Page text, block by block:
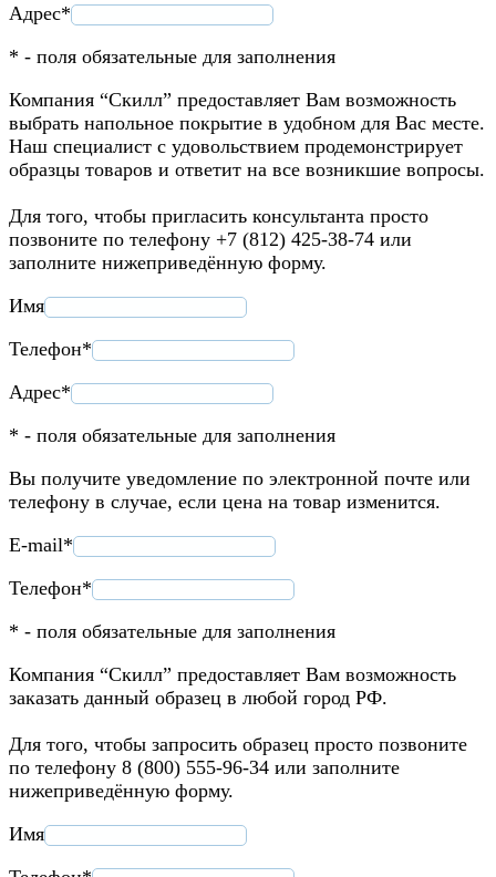
Адрес*
* - поля обязательные для заполнения
Компания “Скилл” предоставляет Вам возможность
выбрать напольное покрытие в удобном для Вас месте.
Наш специалист с удовольствием продемонстрирует
образцы товаров и ответит на все возникшие вопросы.
Для того, чтобы пригласить консультанта просто
позвоните по телефону +7 (812) 425-38-74 или
заполните нижеприведённую форму.
Имя
Телефон*
Адрес*
* - поля обязательные для заполнения
Вы получите уведомление по электронной почте или
телефону в случае, если цена на товар изменится.
E-mail*
Телефон*
* - поля обязательные для заполнения
Компания “Скилл” предоставляет Вам возможность
заказать данный образец в любой город РФ.
Для того, чтобы запросить образец просто позвоните
по телефону 8 (800) 555-96-34 или заполните
нижеприведённую форму.
Имя